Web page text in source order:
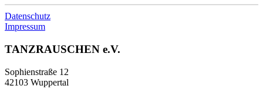
Datenschutz
Impressum
TANZRAUSCHEN e.V.
Sophienstraße 12
42103 Wuppertal